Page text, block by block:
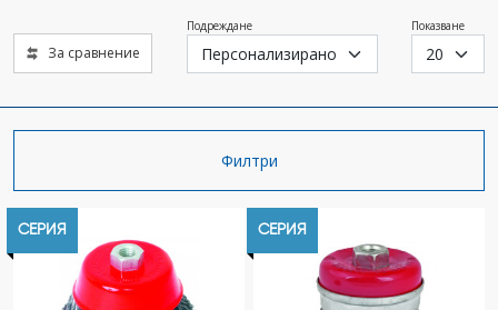
За сравнение
Подреждане Показване
Филтри
СЕРИЯ СЕРИЯ